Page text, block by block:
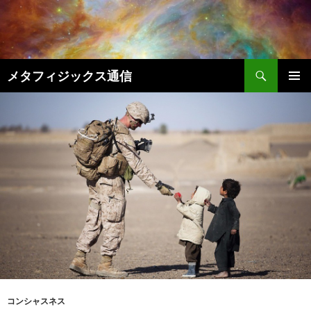
テ
ン
へ
キ
ッ
メタフィジックス通信
索
コンシャスネス